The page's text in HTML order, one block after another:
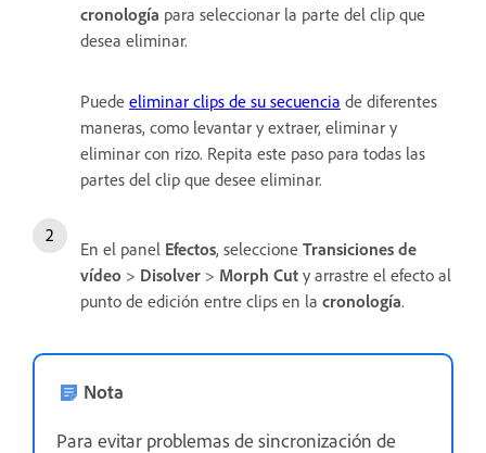
cronología para seleccionar la parte del clip que
desea eliminar.
Puede eliminar clips de su secuencia de diferentes
maneras, como levantar y extraer, eliminar y
eliminar con rizo. Repita este paso para todas las
partes del clip que desee eliminar.
En el panel Efectos, seleccione Transiciones de
vídeo > Disolver > Morph Cut y arrastre el efecto al
punto de edición entre clips en la cronología.
Nota
Para evitar problemas de sincronización de